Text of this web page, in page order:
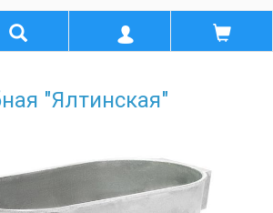
"Ялтинская"